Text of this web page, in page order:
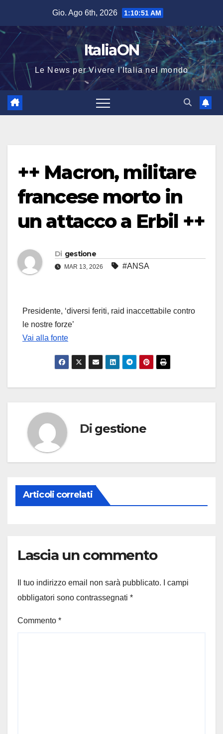
contenuto
Gio. Ago 6th, 2026 1:10:52 AM
ItaliaON
Le News per Vivere l'Italia nel mondo
++ Macron, militare
francese morto in
un attacco a Erbil ++
Di gestione
MAR 13, 2026 #ANSA
Presidente, ‘diversi feriti, raid inaccettabile contro
le nostre forze’
Vai alla fonte
Di gestione
Articoli correlati
Lascia un commento
Il tuo indirizzo email non sarà pubblicato.
I campi
obbligatori sono contrassegnati *
Commento *